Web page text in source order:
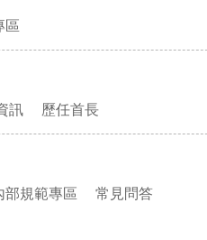
區
訊 歷任首長
部規範專區 常見問答